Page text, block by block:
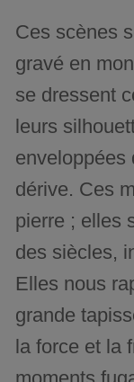
Ces scènes
gravé en
se dressent
leurs
enveloppées
dérive. Ces
pierre ; elles
des siècles,
Elles nous
grande
la force et la